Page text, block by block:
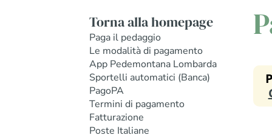
Torna alla homepage
Paga il pedaggio
Le modalità di pagamento
App Pedemontana Lombarda
Sportelli automatici (Banca)
PagoPA
Termini di pagamento
Fatturazione
Poste Italiane